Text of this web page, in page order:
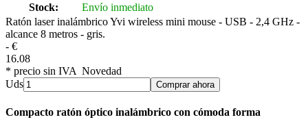
Stock:
Envío inmediato
Ratón laser inalámbrico Yvi wireless mini mouse - USB - 2,4 GHz -
alcance 8 metros - gris.
- €
16.08
* precio sin IVA Novedad
Uds
Comprar ahora
Compacto ratón óptico inalámbrico con cómoda forma